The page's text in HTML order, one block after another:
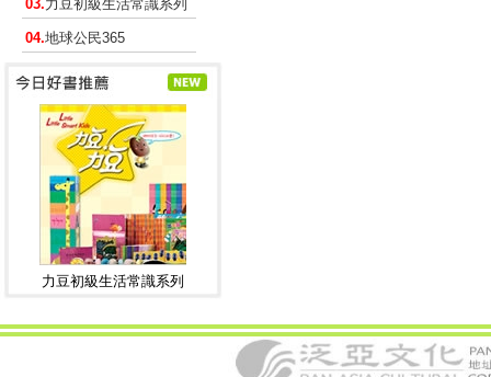
03.力豆初級生活常識系列
04.地球公民365
力豆初級生活常識系列